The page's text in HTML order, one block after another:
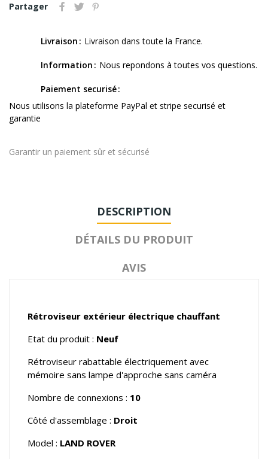
Partager
Livraison Livraison dans toute la France.
Information Nous repondons à toutes vos questions.
Paiement securisé
Nous utilisons la plateforme PayPal et stripe securisé et
garantie
Garantir un paiement sûr et sécurisé
DESCRIPTION
DÉTAILS DU PRODUIT
AVIS
Rétroviseur extérieur électrique chauffant
Etat du produit : Neuf
Rétroviseur rabattable électriquement avec
mémoire sans lampe d'approche sans caméra
Nombre de connexions : 10
Côté d'assemblage : Droit
Model : LAND ROVER